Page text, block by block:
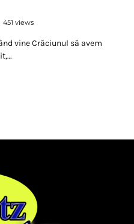
451 views
vine Crăciunul să avem